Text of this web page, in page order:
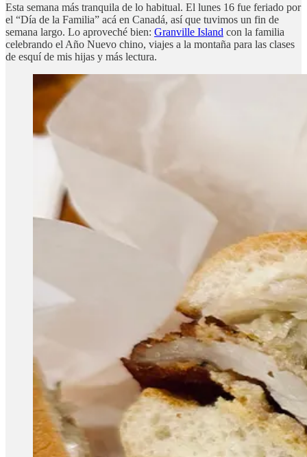
Esta semana más tranquila de lo habitual. El lunes 16 fue feriado por
el “Día de la Familia” acá en Canadá, así que tuvimos un fin de
semana largo. Lo aproveché bien: Granville Island con la familia
celebrando el Año Nuevo chino, viajes a la montaña para las clases
de esquí de mis hijas y más lectura.